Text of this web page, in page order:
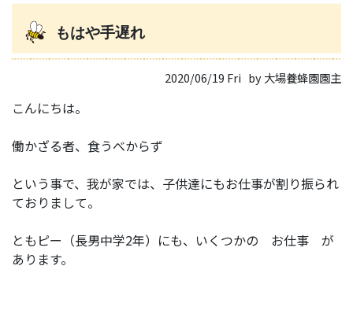
もはや手遅れ
2020/06/19 Fri by 大場養蜂園園主
こんにちは。
働かざる者、食うべからず
という事で、我が家では、子供達にもお仕事が割り振られ
ておりまして。
ともピー（長男中学2年）にも、いくつかの お仕事 が
あります。